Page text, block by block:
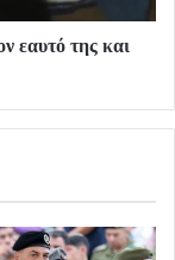
εαυτό της και